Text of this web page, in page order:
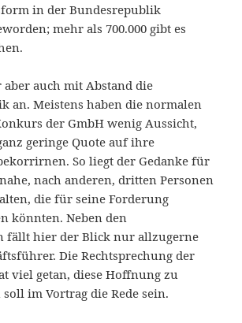
in der Bundesrepublik
mehr als 700.000 gibt es
auch mit Abstand die
an. Meistens haben die normalen
der GmbH wenig Aussicht,
geringe Quote auf ihre
So liegt der Gedanke für
nach anderen, dritten Personen
die für seine Forderung
könnten. Neben den
fällt hier der Blick nur allzugerne
Die Rechtsprechung der
viel getan, diese Hoffnung zu
im Vortrag die Rede sein.